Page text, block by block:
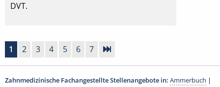
DVT.
1 2 3 4 5 6 7
Zahnmedizinische Fachangestellte Stellenangebote in: Ammerbuch |